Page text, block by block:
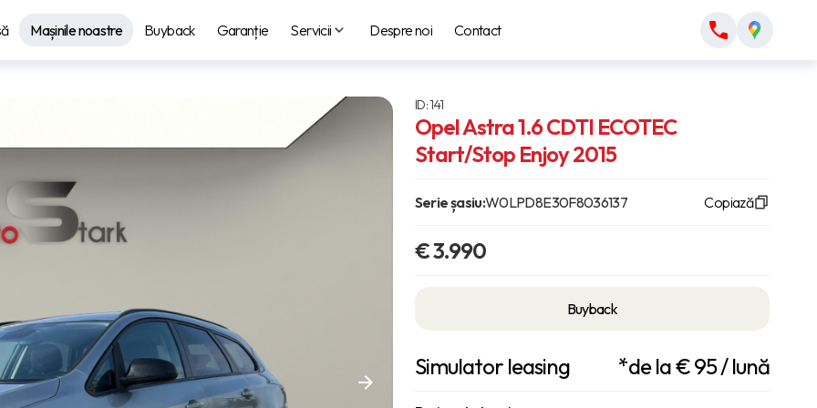
Mașinile noastre Buyback Garanție Servicii Despre noi Contact
ID: 141
Opel Astra 1.6 CDTI ECOTEC
Start/Stop Enjoy 2015
Serie șasiu:W0LPD8E30F8036137 Copiază
€ 3.990
Buyback
Simulator leasing *de la €95/ lună